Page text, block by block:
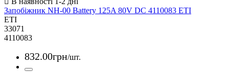
Запобіжник NH-00 Battery 125A 80V DC 4110083 ETI
ETI
33071
4110083
832.00грн/шт.